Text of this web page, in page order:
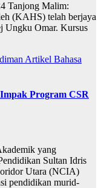
Tanjong Malim:
(KAHS) telah berjaya
Ungku Omar. Kursus
Artikel Bahasa
Program CSR
yang
Sultan Idris
Utara (NCIA)
pendidikan murid-